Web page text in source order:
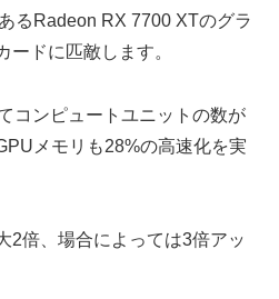
るRadeon RX 7700 XTのグラ
ードに匹敵します。
コンピュートユニットの数が
メモリも28%の高速化を実
2倍、場合によっては3倍アッ